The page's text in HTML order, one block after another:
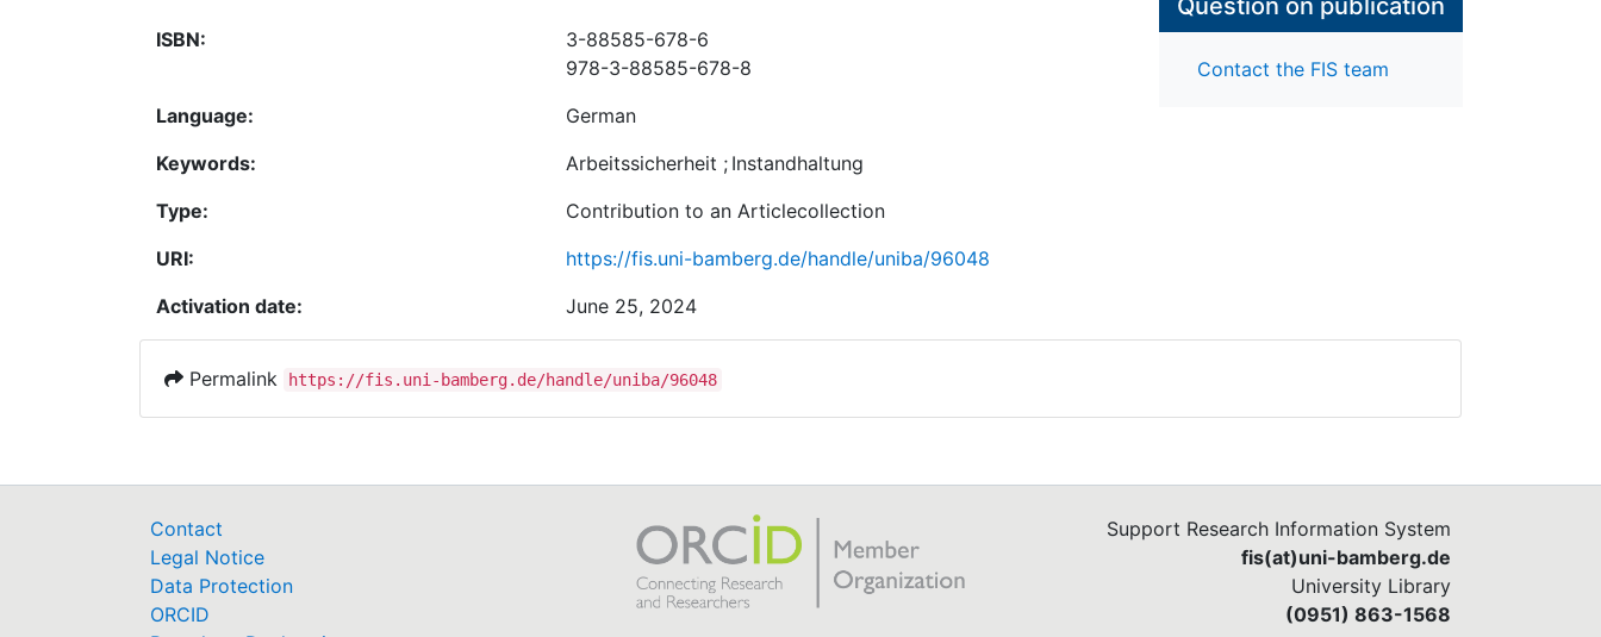
ISBN:
3-88585-678-6
978-3-88585-678-8
Language:
German
Keywords:
Arbeitssicherheit ; Instandhaltung
Type:
Contribution to an Articlecollection
URI:
https://fis.uni-bamberg.de/handle/uniba/96048
Activation date:
June 25, 2024
Question on publication
Permalink https://fis.uni-bamberg.de/handle/uniba/96048
Contact
Legal Notice
Data Protection
ORCID
Support Research Information System
fis(at)uni-bamberg.de
University Library
(0951) 863-1568